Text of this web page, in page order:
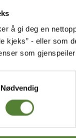
å gi deg en
kjeks” - eller som
som
Nødvendig
går du